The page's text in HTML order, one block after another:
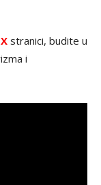
X stranici, budite u
i